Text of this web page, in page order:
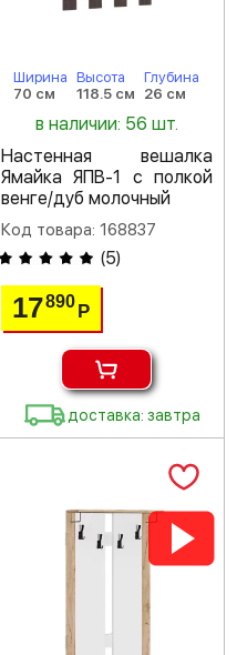
Ширина
70 см
Высота
118.5 см
Глубина
26 см
в наличии: 56 шт.
Настенная вешалка
Ямайка ЯПВ-1 с полкой
венге/дуб молочный
Код товара: 168837
(5)
17890 Р
доставка: завтра